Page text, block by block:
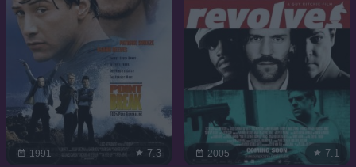
1991 7.3 2005 7.1